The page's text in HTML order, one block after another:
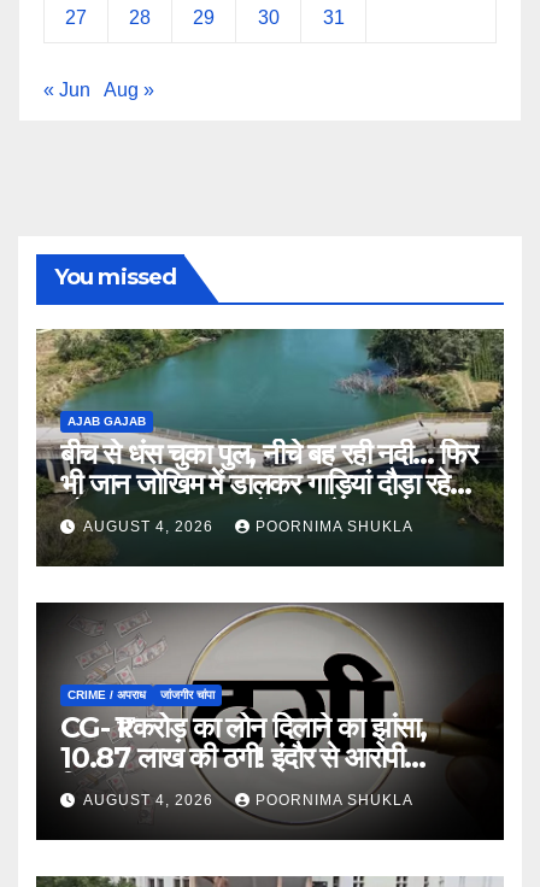
27 28 29 30 31
« Jun Aug »
You missed
AJAB GAJAB
बीच से धंस चुका पुल, नीचे बह रही नदी… फिर
भी जान जोखिम में डालकर गाड़ियां दौड़ा रहे
लोग, वजह जानकर चौंक जाएंगे…
AUGUST 4, 2026 POORNIMA SHUKLA
CRIME / अपराध जांजगीर चांपा
CG- ₹1 करोड़ का लोन दिलाने का झांसा,
10.87 लाख की ठगी! इंदौर से आरोपी
गिरफ्तार…
AUGUST 4, 2026 POORNIMA SHUKLA